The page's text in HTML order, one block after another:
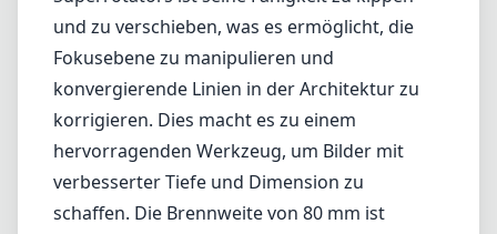
Fujifilm G
Fujifilm X
Leica L-Mount
Leica M-Mount
Micro Four Thirds (MFT/M43)
Nikon F (DX/FX)
Nikon Z (DX/FX)
Blog